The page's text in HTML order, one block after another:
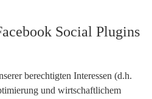
Social Plugins
berechtigten Interessen (d.h.
und wirtschaftlichem